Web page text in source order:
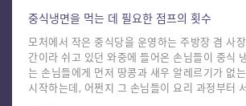
면 눈에 남습니다. 뭐랄까, 대출 다 갚은 사람 눈입
럼, 작품 속 요괴들은 초월적인 존재이면서도 때
않은 고민과 욕망을 지닌 존재로 그려진다. 이를
와 인간관계, 결혼과 조건, 가치관에 대한 유쾌
다. 「제1회 한국 요괴 글로벌 진출 공개 오디션
중식냉면을 먹는 데 필요한 점프의 횟수
모처에서 작은 중식당을 운영하는 주방장 겸 사
간이라 쉬고 있던 와중에 들어온 손님들이 중식
는 손님들에게 먼저 땅콩과 새우 알레르기가 없
시작하는데, 어쩐지 그 손님들이 요리 과정부터